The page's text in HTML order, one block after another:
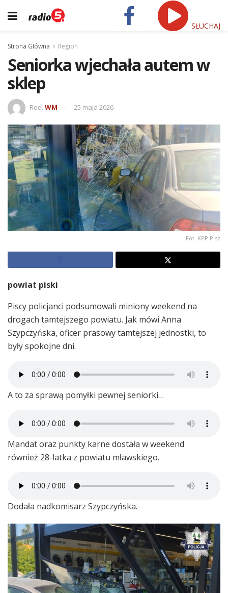
SŁUCHAJ
Strona Główna Region
Seniorka wjechała autem w
sklep
Red. WM 25 maja 2026
Fot. KPP Pisz
powiat piski
Piscy policjanci podsumowali miniony weekend na
drogach tamtejszego powiatu. Jak mówi Anna
Szypczyńska, oficer prasowy tamtejszej jednostki, to
były spokojne dni.
A to za sprawą pomyłki pewnej seniorki…
Mandat oraz punkty karne dostała w weekend
również 28-latka z powiatu mławskiego.
Dodała nadkomisarz Szypczyńska.